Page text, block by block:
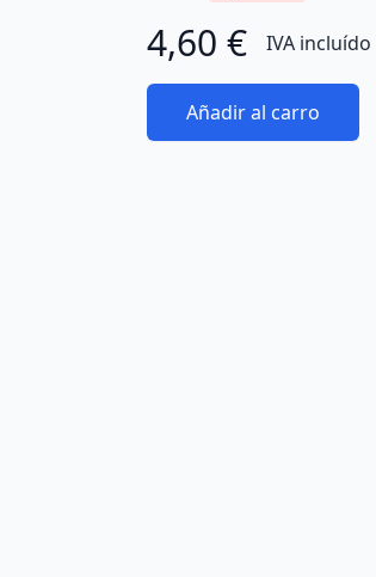
4,60 € IVA incluído
Añadir al carro